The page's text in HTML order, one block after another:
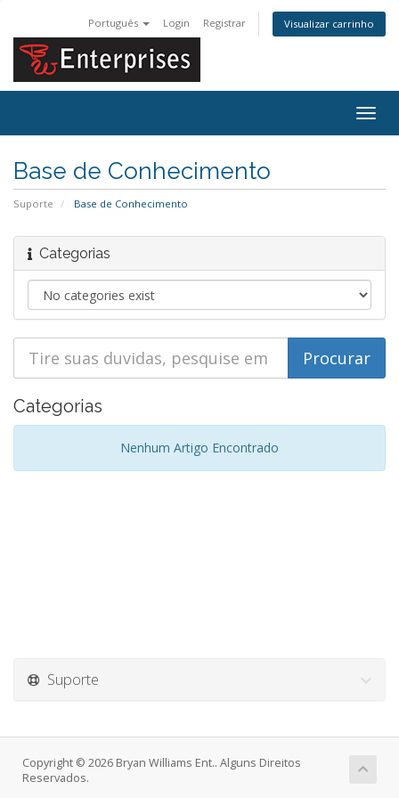
Português Login Registrar Visualizar carrinho
Base de Conhecimento
Suporte Base de Conhecimento
Categorias
Categorias
Nenhum Artigo Encontrado
Suporte
Copyright © 2026 Bryan Williams Ent.. Alguns Direitos
Reservados.